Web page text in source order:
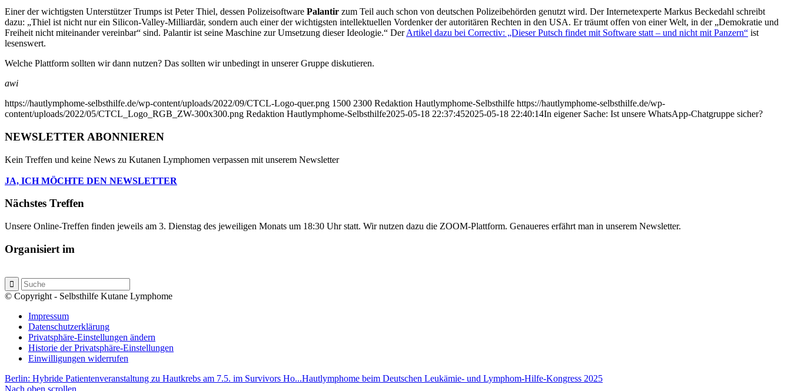
Einer der wichtigsten Unterstützer Trumps ist Peter Thiel, dessen Polizeisoftware Palantir zum Teil auch schon von deutschen Polizeibehörden genutzt wird. Der Internetexperte Markus Beckedahl schreibt
dazu: „Thiel ist nicht nur ein Silicon-Valley-Milliardär, sondern auch einer der wichtigsten intellektuellen Vordenker der autoritären Rechten in den USA. Er träumt offen von einer Welt, in der „Demokratie und
Freiheit nicht miteinander vereinbar“ sind. Palantir ist seine Maschine zur Umsetzung dieser Ideologie.“ DerArtikel dazu bei Correctiv: „Dieser Putsch findet mit Software statt – und nicht mit Panzern“ ist
lesenswert.
Welche Plattform sollten wir dann nutzen? Das sollten wir unbedingt in unserer Gruppe diskutieren.
awi
https://hautlymphome-selbsthilfe.de/wp-content/uploads/2022/09/CTCL-Logo-quer.png 1500 2300 Redaktion Hautlymphome-Selbsthilfe https://hautlymphome-selbsthilfe.de/wp-
content/uploads/2022/05/CTCL_Logo_RGB_ZW-300x300.png Redaktion Hautlymphome-Selbsthilfe2025-05-18 22:37:452025-05-18 22:40:14In eigener Sache: Ist unsere WhatsApp-Chatgruppe sicher?
NEWSLETTER ABONNIEREN
Kein Treffen und keine News zu Kutanen Lymphomen verpassen mit unserem Newsletter
JA, ICH MÖCHTE DEN NEWSLETTER
Nächstes Treffen
Unsere Online-Treffen finden jeweils am 3. Dienstag des jeweiligen Monats um 18:30 Uhr statt. Wir nutzen dazu die ZOOM-Plattform. Genaueres erfährt man in unserem Newsletter.
Organisiert im
© Copyright - Selbsthilfe Kutane Lymphome
Impressum
Datenschutzerklärung
Privatsphäre-Einstellungen ändern
Historie der Privatsphäre-Einstellungen
Einwilligungen widerrufen
Berlin: Hybride Patientenveranstaltung zu Hautkrebs am 7.5. im Survivors Ho...Hautlymphome beim Deutschen Leukämie- und Lymphom-Hilfe-Kongress 2025